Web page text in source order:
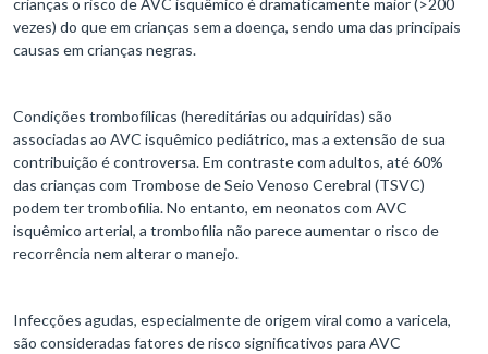
crianças o risco de AVC isquêmico é dramaticamente maior (>200
vezes) do que em crianças sem a doença, sendo uma das principais
causas em crianças negras.
Condições trombofílicas (hereditárias ou adquiridas) são
associadas ao AVC isquêmico pediátrico, mas a extensão de sua
contribuição é controversa. Em contraste com adultos, até 60%
das crianças com Trombose de Seio Venoso Cerebral (TSVC)
podem ter trombofilia. No entanto, em neonatos com AVC
isquêmico arterial, a trombofilia não parece aumentar o risco de
recorrência nem alterar o manejo.
Infecções agudas, especialmente de origem viral como a varicela,
são consideradas fatores de risco significativos para AVC